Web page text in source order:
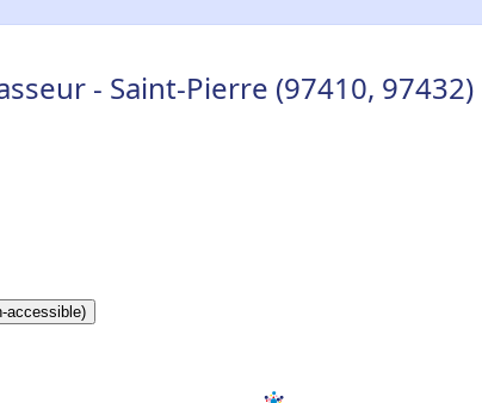
- Saint-Pierre (97410, 97432)
accessible)